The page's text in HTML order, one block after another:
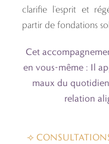
clarifie l’esprit et
partir de fondations
Cet
en vous-même : Il
maux du
relation
⟢